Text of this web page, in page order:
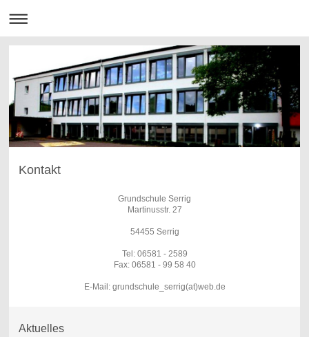
Kontakt
Grundschule Serrig
Martinusstr. 27
54455 Serrig
Tel: 06581 - 2589
Fax: 06581 - 99 58 40
E-Mail: grundschule_serrig(at)web.de
Aktuelles